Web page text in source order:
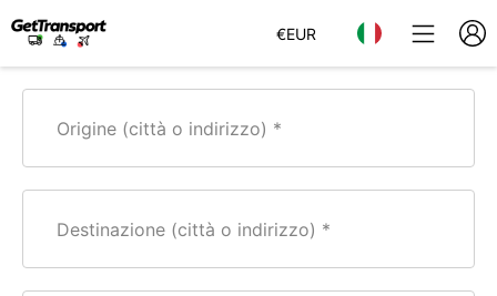
€EUR
Origine (città o indirizzo)
Destinazione (città o indirizzo)